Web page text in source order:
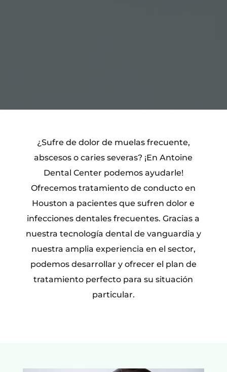
¿Sufre de dolor de muelas frecuente,
abscesos o caries severas? ¡En Antoine
Dental Center podemos ayudarle!
Ofrecemos tratamiento de conducto en
Houston a pacientes que sufren dolor e
infecciones dentales frecuentes. Gracias a
nuestra tecnología dental de vanguardia y
nuestra amplia experiencia en el sector,
podemos desarrollar y ofrecer el plan de
tratamiento perfecto para su situación
particular.